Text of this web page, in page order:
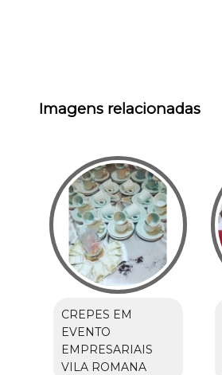
Imagens relacionadas
CREPES EM
EVENTO
EMPRESARIAIS
VILA ROMANA